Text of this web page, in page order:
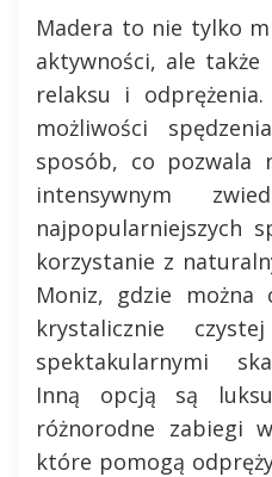
Madera to nie tylko
aktywności, ale także
relaksu i
możliwości
sposób, co pozwala
intensywnym
najpopularniejszych
korzystanie z
Moniz, gdzie można
krystalicznie
spektakularnymi
Inną opcją są
różnorodne zabiegi
które pomogą